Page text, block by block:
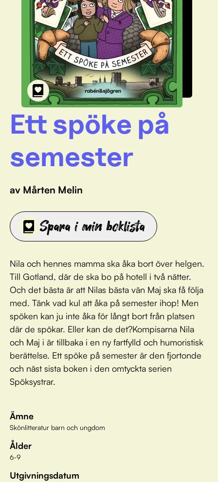
Ett spöke på
semester
av Mårten Melin
Spara i min boklista
Nila och hennes mamma ska åka bort över helgen.
Till Gotland, där de ska bo på hotell i två nätter.
Och det bästa är att Nilas bästa vän Maj ska få följa
med. Tänk vad kul att åka på semester ihop! Men
spöken kan ju inte åka för långt bort från platsen
där de spökar. Eller kan de det?Kompisarna Nila
och Maj i är tillbaka i en ny fartfylld och humoristisk
berättelse. Ett spöke på semester är den fjortonde
och näst sista boken i den omtyckta serien
Spöksystrar.
Ämne
Skönlitteratur barn och ungdom
Ålder
6-9
Utgivningsdatum